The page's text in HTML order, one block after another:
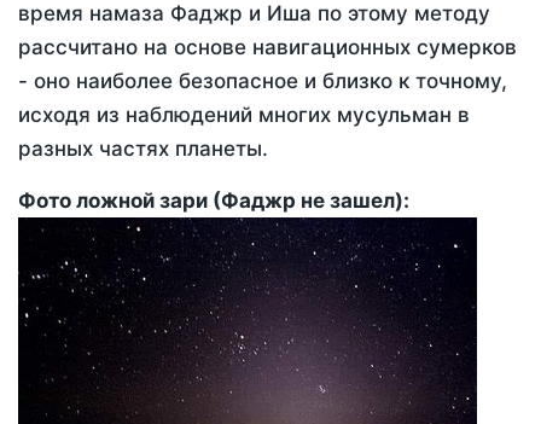
время намаза Фаджр и Иша по этому методу
рассчитано на основе навигационных сумерков
- оно наиболее безопасное и близко к точному,
исходя из наблюдений многих мусульман в
разных частях планеты.
Фото ложной зари (Фаджр не зашел):